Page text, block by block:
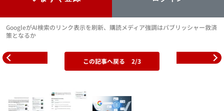
GoogleがAI検索のリンク表示を刷新、購読メディア強調はパブリッシャー救済
策となるか
この記事へ戻る 2/3